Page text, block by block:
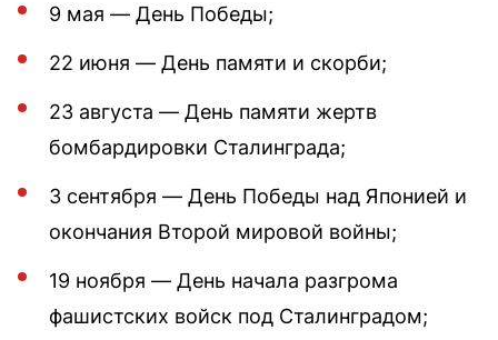
9 мая — День Победы;
22 июня — День памяти и скорби;
23 августа — День памяти жертв
бомбардировки Сталинграда;
3 сентября — День Победы над Японией и
окончания Второй мировой войны;
19 ноября — День начала разгрома
фашистских войск под Сталинградом;